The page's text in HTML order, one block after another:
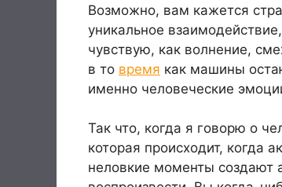
Возможно, вам кажется
уникальное
чувствую, как волнение,
в то время как машины
именно человеческие
Так что, когда я говорю о
которая происходит, когда
неловкие моменты создают